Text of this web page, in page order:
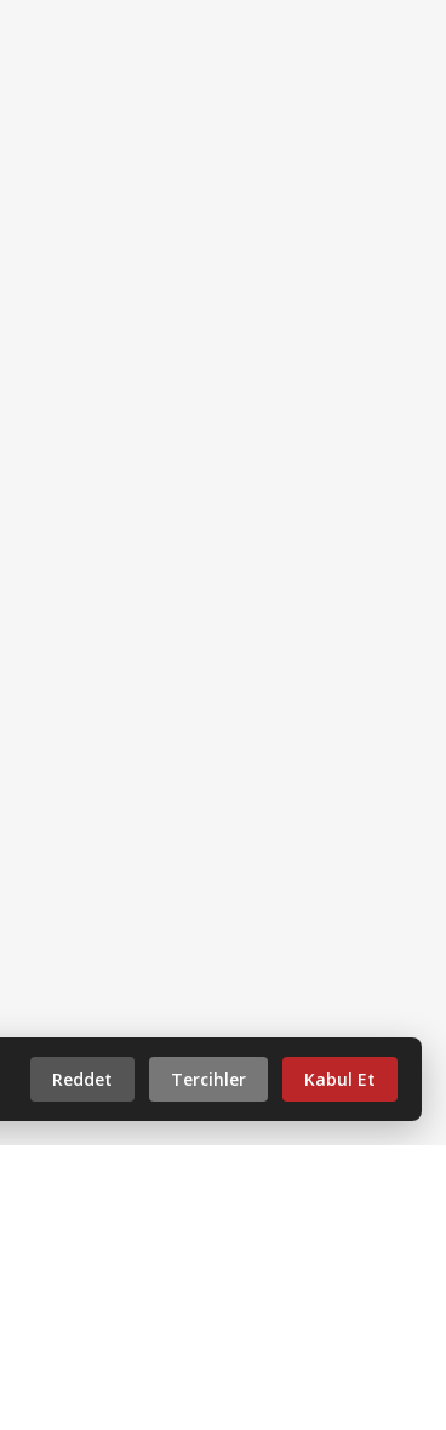
Reddet Tercihler Kabul Et